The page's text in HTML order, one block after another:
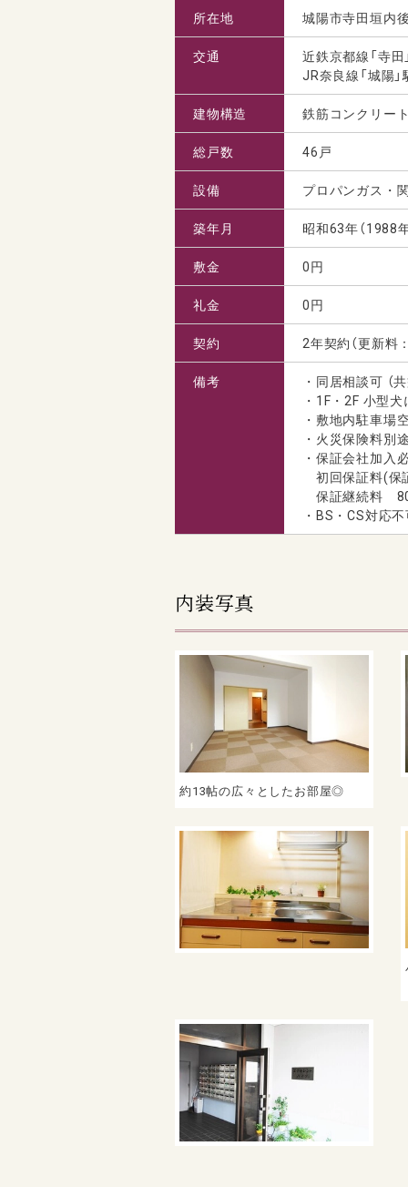
所在地 城陽市寺田垣内
交通
近鉄京都線「寺
JR奈良線「城陽
建物構造 鉄筋コンクリー
総戸数 46戸
設備 プロパンガス・
築年月 昭和63年（1988
敷金 0円
礼金 0円
契約 2年契約（更新料
備考
・同居相談可 （
・1F・2F 小型
・敷地内駐車場
・火災保険料別
・保証会社加入
初回保証料(保
保証継続料
・BS・CS対応
内装写真
約13帖の広々としたお部屋◎